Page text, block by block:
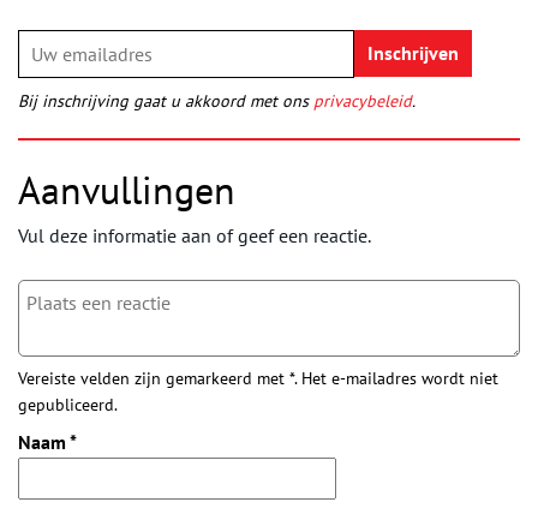
Bij inschrijving gaat u akkoord met ons privacybeleid.
Aanvullingen
Vul deze informatie aan of geef een reactie.
Vereiste velden zijn gemarkeerd met *. Het e-mailadres wordt niet
gepubliceerd.
Naam *